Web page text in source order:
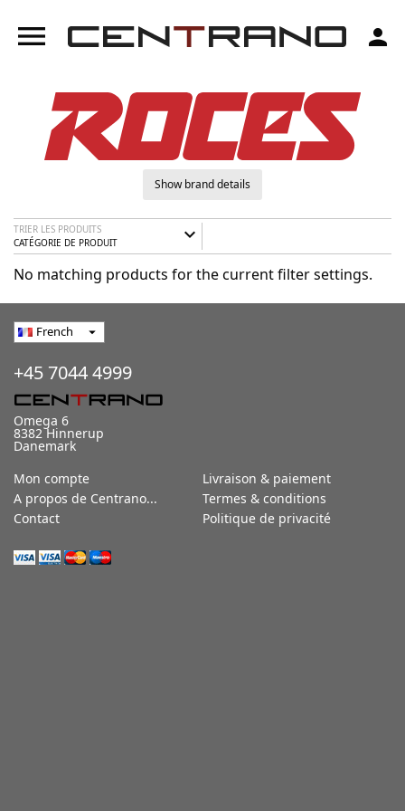
menu person
Show brand details
TRIER LES PRODUITS
CATÉGORIE DE PRODUIT
expand_more
No matching products for the current filter settings.
French arrow_drop_down
+45 7044 4999
Omega 6
8382 Hinnerup
Danemark
Mon compte
A propos de Centrano...
Contact
Livraison & paiement
Termes & conditions
Politique de privacité